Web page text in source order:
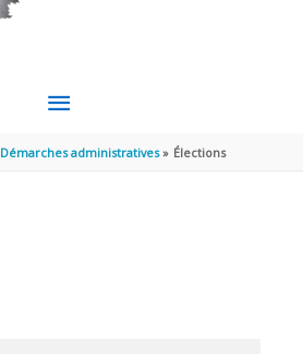
MENU
PRINCIPAL
Démarches administratives Élections